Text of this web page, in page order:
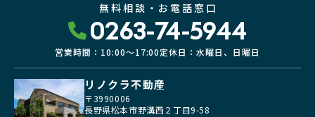
無料相談・お電話窓口
0263-74-5944
営業時間：10:00〜17:00定休日：水曜日、日曜日
リノクラ不動産
〒3990006
長野県松本市野溝西２丁目9-58